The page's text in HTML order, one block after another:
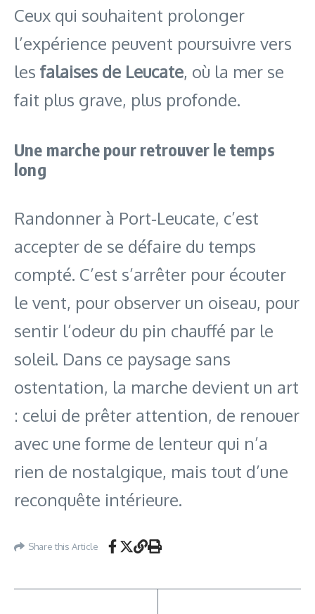
Ceux qui souhaitent prolonger
l’expérience peuvent poursuivre vers
les falaises de Leucate, où la mer se
fait plus grave, plus profonde.
Une marche pour retrouver le temps
long
Randonner à Port‑Leucate, c’est
accepter de se défaire du temps
compté. C’est s’arrêter pour écouter
le vent, pour observer un oiseau, pour
sentir l’odeur du pin chauffé par le
soleil. Dans ce paysage sans
ostentation, la marche devient un art
: celui de prêter attention, de renouer
avec une forme de lenteur qui n’a
rien de nostalgique, mais tout d’une
reconquête intérieure.
Share this Article